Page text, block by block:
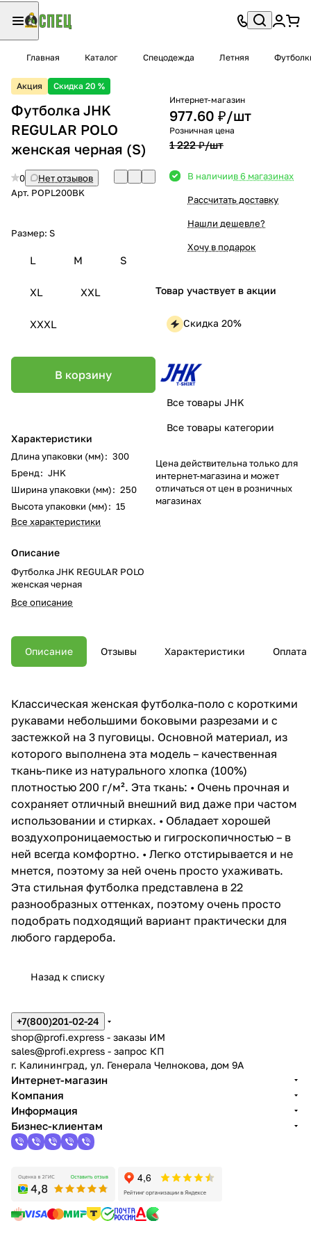
Главная Каталог Спецодежда Летняя
Акция Скидка 20 %
Футболка JHK
REGULAR POLO
женская черная (S)
0
Нет отзывов
Арт. POPL200BK
Размер: S
L M S
XL XXL
XXXL
В корзину
Характеристики
Длина упаковки (мм): 300
Бренд: JHK
Ширина упаковки (мм): 250
Высота упаковки (мм): 15
Все характеристики
Описание
Футболка JHK REGULAR POLO
женская черная
Все описание
Интернет-магазин
977.60 ₽/шт
Розничная цена
1 222 ₽/шт
В наличиив 6 магазинах
Рассчитать доставку
Нашли дешевле?
Хочу в подарок
Товар участвует в акции
Скидка 20%
Все товары JHK
Все товары категории
Цена действительна только для
интернет-магазина и может
отличаться от цен в розничных
магазинах
Описание Отзывы Характеристики Оплата
Классическая женская футболка-поло с короткими
рукавами небольшими боковыми разрезами и с
застежкой на 3 пуговицы. Основной материал, из
которого выполнена эта модель – качественная
ткань-пике из натурального хлопка (100%)
плотностью 200 г/м². Эта ткань: • Очень прочная и
сохраняет отличный внешний вид даже при частом
использовании и стирках. • Обладает хорошей
воздухопроницаемостью и гигроскопичностью – в
ней всегда комфортно. • Легко отстирывается и не
мнется, поэтому за ней очень просто ухаживать.
Эта стильная футболка представлена в 22
разнообразных оттенках, поэтому очень просто
подобрать подходящий вариант практически для
любого гардероба.
Назад к списку
+7(800)201-02-24
shop@profi.express - заказы ИМ
sales@profi.express - запрос КП
г. Калининград, ул. Генерала Челнокова, дом 9A
Интернет-магазин
Компания
Информация
Бизнес-клиентам